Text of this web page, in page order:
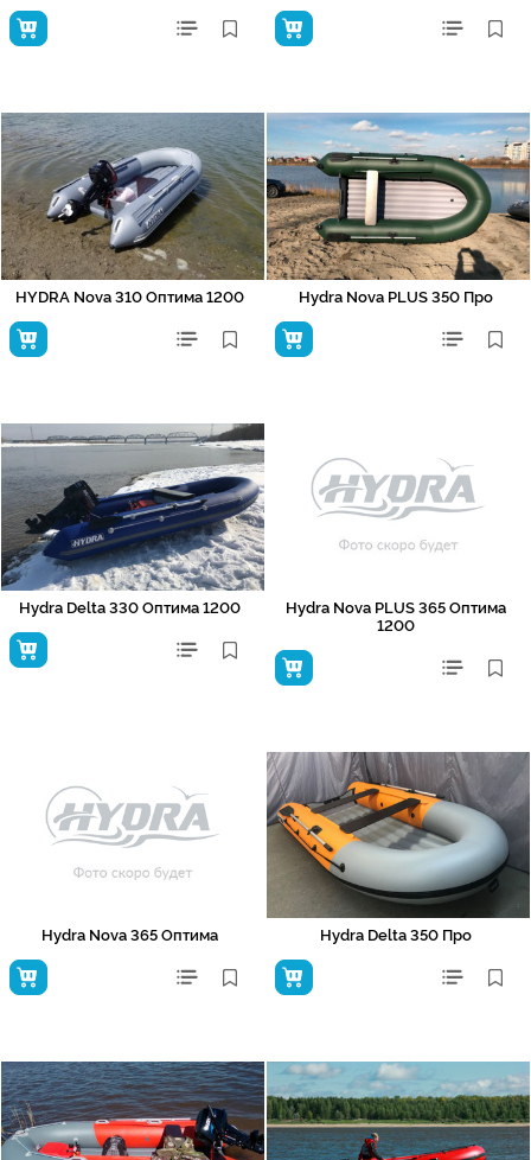
HYDRA Nova 310 Оптима 1200 Hydra Nova PLUS 350 Про
Hydra Delta 330 Оптима 1200
Hydra Nova PLUS 365 Оптима
1200
Hydra Nova 365 Оптима Hydra Delta 350 Про